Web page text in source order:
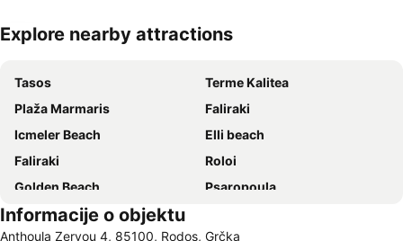
Explore nearby attractions
Tasos
Terme Kalitea
Plaža Marmaris
Faliraki
Icmeler Beach
Elli beach
Faliraki
Roloi
Golden Beach
Psaropoula
Kon Tiki
Informacije o objektu
Anthoula Zervou 4, 85100, Rodos, Grčka